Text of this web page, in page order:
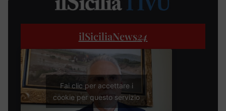
ilSiciliaNews24
Fai clic per accettare i
cookie per questo servizio